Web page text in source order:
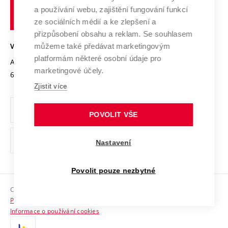
Transfer znalostí
Open Science
Projekty
Projekty ze strukturálních fondů
Specifický výzkum
Mezinárodní dohody
Univerzitní sítě
Podnikavá univerzita / ContriBUTe
Bezpečná univerzita
Vyznamenání
Organizační struktura
Ochrana osobních údajů
odkaz)
Sociální bezpečí
HR Award
technické
VYSOKÉ UČENÍ TECHNICKÉ V BRNĚ
Antonínská 548/1
602 00 Brno
www.vut.cz
vut@vutbr.cz
Copyright © 2026 VUT
Prohlášení o přístupnosti
Informace o používání cookies
a používání webu, zajištění fungování funkcí
ze sociálních médií a ke zlepšení a
přizpůsobení obsahu a reklam. Se souhlasem
můžeme také předávat marketingovým
platformám některé osobní údaje pro
marketingové účely.
Zjistit více
POVOLIT VŠE
Nastavení
Povolit pouze nezbytné